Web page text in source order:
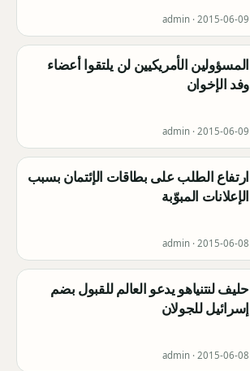
admin · 2015-06-09
المسؤولين الأمريكيين لن يلتقوا أعضاء
وفد الإخوان
admin · 2015-06-09
ارتفاع الطلب على بطاقات الإئتمان بسبب
الإعلانات المبوّبة
admin · 2015-06-08
حليف لنتنياهو يدعو العالم للقبول بضم
إسرائيل للجولان
admin · 2015-06-08